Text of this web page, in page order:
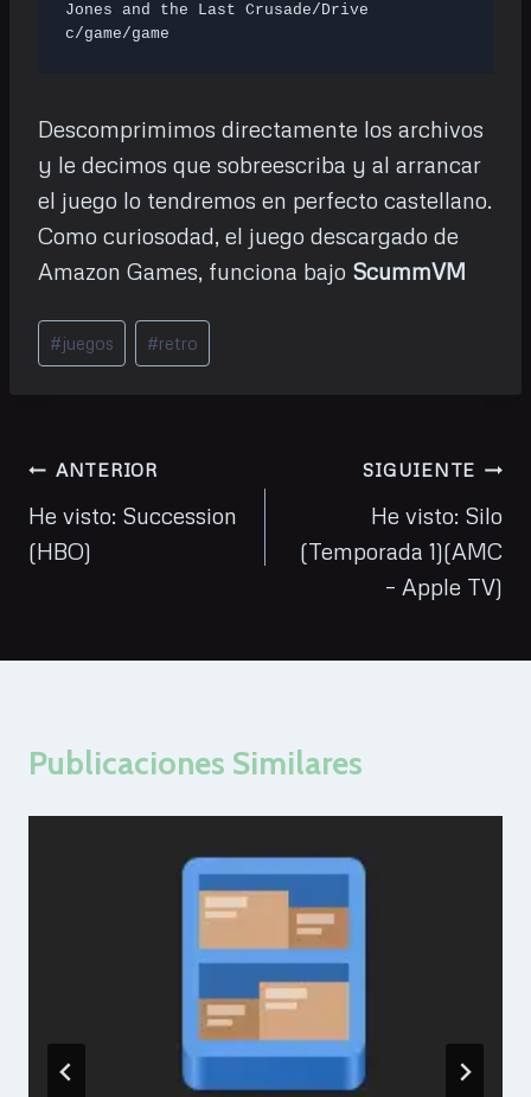
Jones and the Last Crusade/Drive
c/game/game
Descomprimimos directamente los archivos
y le decimos que sobreescriba y al arrancar
el juego lo tendremos en perfecto castellano.
Como curiosodad, el juego descargado de
Amazon Games, funciona bajo ScummVM
Etiquetas
de
#juegos #retro
Navegación
de
entradas
ANTERIOR
He visto: Succession
(HBO)
SIGUIENTE
He visto: Silo
(Temporada 1)(AMC
– Apple TV)
Publicaciones Similares